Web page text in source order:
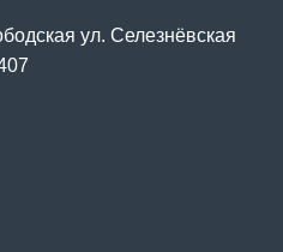
ул. Селезнёвская